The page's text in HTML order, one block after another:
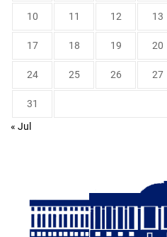
10 11 12 13
17 18 19 20
24 25 26 27
31
« Jul